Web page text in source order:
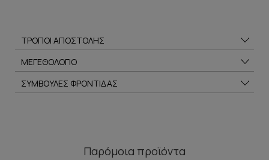
ΤΡΟΠΟΙ ΑΠΟΣΤΟΛΗΣ
ΜΕΓΕΘΟΛΟΓΙΟ
ΣΥΜΒΟΥΛΕΣ ΦΡΟΝΤΙΔΑΣ
Παρόμοια προϊόντα